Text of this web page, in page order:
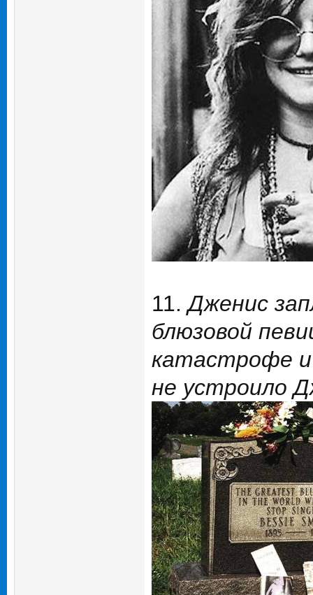
11.Дженис
блюзовой
катастрофе и
не устроило